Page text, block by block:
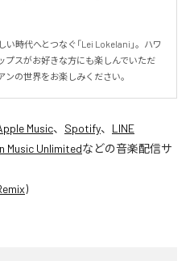
時代へとつなぐ「Lei Lokelani」。ハワ
プスがお好きな方にも楽しんでいただ
の世界をお楽しみください。
Music、 Spotify、 LINE
Music Unlimitedなどの音楽配信サ